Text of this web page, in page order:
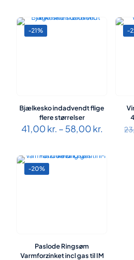
-21%
Bjælkesko indadvendt flige
flere størrelser
41,00 kr. – 58,00 kr.
58,00 kr.
-
-20%
Paslode Ringsøm
Varmforzinket incl gas til IM